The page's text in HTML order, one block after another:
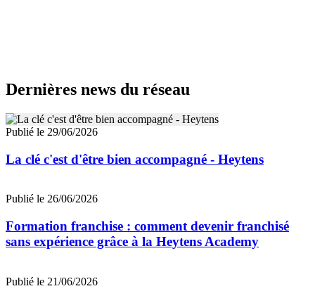
Dernières news du réseau
Publié le 29/06/2026
La clé c'est d'être bien accompagné - Heytens
Publié le 26/06/2026
Formation franchise : comment devenir franchisé
sans expérience grâce à la Heytens Academy
Publié le 21/06/2026